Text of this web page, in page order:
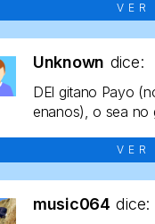
VER
Unknown dice:
DEl gitano Payo
enanos), o sea no
VER
music064 dice: